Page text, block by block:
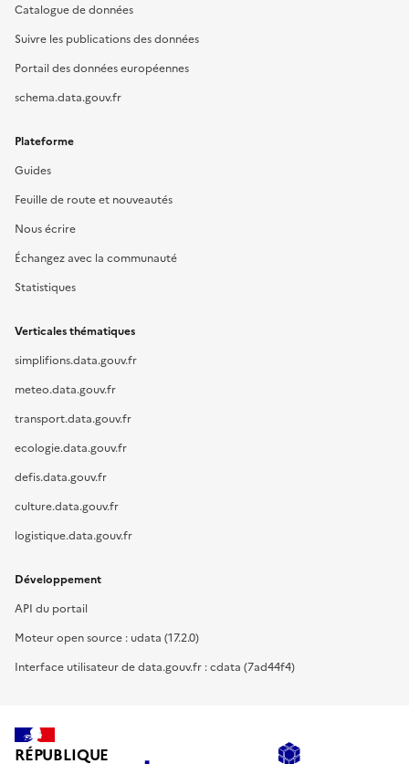
Catalogue de données
Suivre les publications des données
Portail des données européennes
schema.data.gouv.fr
Plateforme
Guides
Feuille de route et nouveautés
Nous écrire
Échangez avec la communauté
Statistiques
Verticales thématiques
simplifions.data.gouv.fr
meteo.data.gouv.fr
transport.data.gouv.fr
ecologie.data.gouv.fr
defis.data.gouv.fr
culture.data.gouv.fr
logistique.data.gouv.fr
Développement
API du portail
Moteur open source : udata (17.2.0)
Interface utilisateur de data.gouv.fr : cdata (7ad44f4)
RÉPUBLIQUE